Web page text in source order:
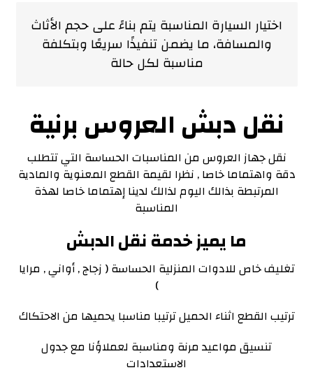
اختيار السيارة المناسبة يتم بناءً على حجم الأثاث
والمسافة، ما يضمن تنفيذًا سريعًا وبتكلفة
مناسبة لكل حالة
نقل دبش العروس برنية
نقل جهاز العروس من المناسبات الحساسة التي تتطلب
دقة واهتماما خاصا , نظرا لقيمة القطع المعنوية والمادية
المرتبطة بذالك اليوم لذالك لدينا إهتماما خاصا لهذة
المناسبة
ما يميز خدمة نقل الدبش
تغليف خاص للادوات المنزلية الحساسة ( زجاج , أواني , مرايا
)
ترتيب القطع اثناء الحميل ترتيبا مناسبا يحميها من الاحتكاك
تنسيق مواعيد مرنة ومناسبة لعملاؤنا مع جدول
الاستعدادات